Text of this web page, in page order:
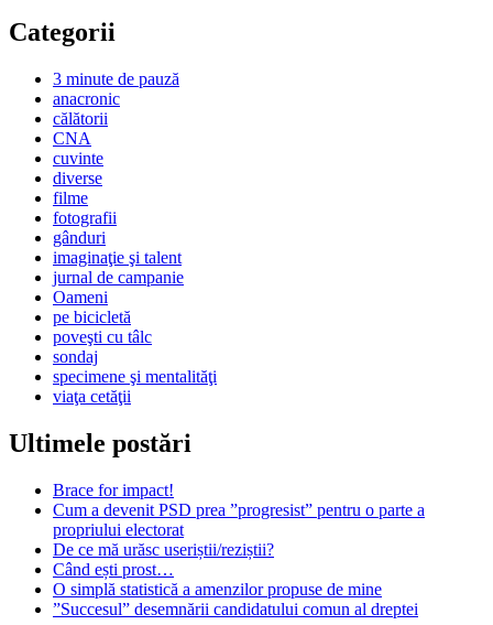
Categorii
3 minute de pauză
anacronic
călătorii
CNA
cuvinte
diverse
filme
fotografii
gânduri
imaginaţie şi talent
jurnal de campanie
Oameni
pe bicicletă
poveşti cu tâlc
sondaj
specimene şi mentalităţi
viaţa cetăţii
Ultimele postări
Brace for impact!
Cum a devenit PSD prea ”progresist” pentru o parte a
propriului electorat
De ce mă urăsc useriștii/reziștii?
Când ești prost…
O simplă statistică a amenzilor propuse de mine
”Succesul” desemnării candidatului comun al dreptei